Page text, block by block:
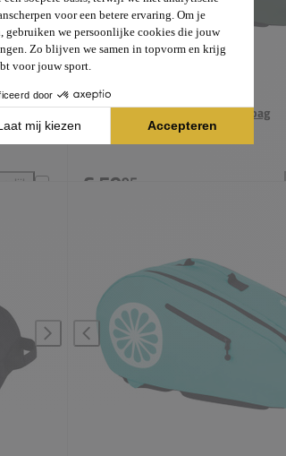
Indian Maharadja Padel Racketbag
€ 5995